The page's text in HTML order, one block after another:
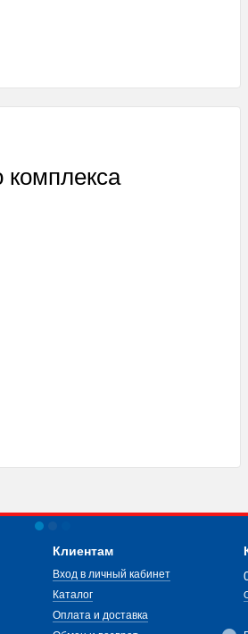
комплекса
Клиентам
Вход в личный кабинет
Каталог
Оплата и доставка